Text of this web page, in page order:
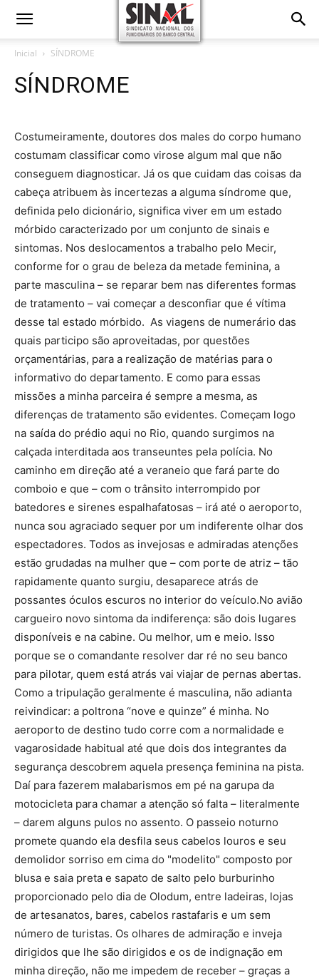
Inicial SÍNDROME
SÍNDROME
Costumeiramente, doutores dos males do corpo humano
costumam classificar como virose algum mal que não
conseguem diagnosticar. Já os que cuidam das coisas da
cabeça atribuem às incertezas a alguma síndrome que,
definida pelo dicionário, significa viver em um estado
mórbido caracterizado por um conjunto de sinais e
sintomas. Nos deslocamentos a trabalho pelo Mecir,
conforme for o grau de beleza da metade feminina, a
parte masculina – se reparar bem nas diferentes formas
de tratamento – vai começar a desconfiar que é vítima
desse tal estado mórbido. As viagens de numerário das
quais participo são aproveitadas, por questões
orçamentárias, para a realização de matérias para o
informativo do departamento. E como para essas
missões a minha parceira é sempre a mesma, as
diferenças de tratamento são evidentes. Começam logo
na saída do prédio aqui no Rio, quando surgimos na
calçada interditada aos transeuntes pela polícia. No
caminho em direção até a veraneio que fará parte do
comboio e que – com o trânsito interrompido por
batedores e sirenes espalhafatosas – irá até o aeroporto,
nunca sou agraciado sequer por um indiferente olhar dos
espectadores. Todos as invejosas e admiradas atenções
estão grudadas na mulher que – com porte de atriz – tão
rapidamente quanto surgiu, desaparece atrás de
possantes óculos escuros no interior do veículo.No avião
cargueiro novo sintoma da indiferença: são dois lugares
disponíveis e na cabine. Ou melhor, um e meio. Isso
porque se o comandante resolver dar ré no seu banco
para pilotar, quem está atrás vai viajar de pernas abertas.
Como a tripulação geralmente é masculina, não adianta
reivindicar: a poltrona “nove e quinze” é minha. No
aeroporto de destino tudo corre com a normalidade e
vagarosidade habitual até que dois dos integrantes da
segurança descobrem aquela presença feminina na pista.
Daí para fazerem malabarismos em pé na garupa da
motocicleta para chamar a atenção só falta – literalmente
– darem alguns pulos no assento. O passeio noturno
promete quando ela desfila seus cabelos louros e seu
demolidor sorriso em cima do "modelito" composto por
blusa e saia preta e sapato de salto pelo burburinho
proporcionado pelo dia de Olodum, entre ladeiras, lojas
de artesanatos, bares, cabelos rastafaris e um sem
número de turistas. Os olhares de admiração e inveja
dirigidos que lhe são dirigidos e os de indignação em
minha direção, não me impedem de receber – graças a